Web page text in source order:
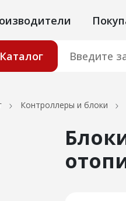
Каталог
Контроллеры и блоки